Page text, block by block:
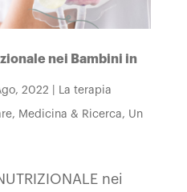
nei Bambini in
2022 La terapia
, Medicina & Ricerca, Un
nei